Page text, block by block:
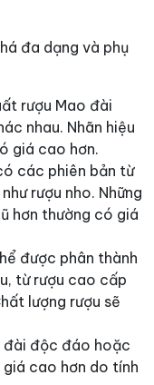
đa dạng và phụ
rượu Mao đài
nhau. Nhãn hiệu
giá cao hơn.
các phiên bản từ
rượu nho. Những
hơn thường có giá
được phân thành
từ rượu cao cấp
lượng rượu sẽ
đài độc đáo hoặc
cao hơn do tính